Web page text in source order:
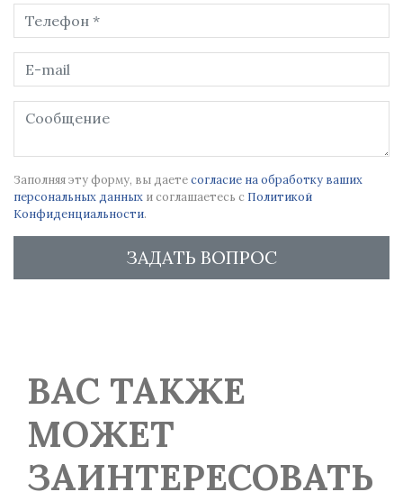
Заполняя эту форму, вы даетесогласие на обработку ваших
персональных данных и соглашаетесь с Политикой
Конфиденциальности.
ЗАДАТЬ ВОПРОС
ВАС ТАКЖЕ
МОЖЕТ
ЗАИНТЕРЕСОВАТЬ